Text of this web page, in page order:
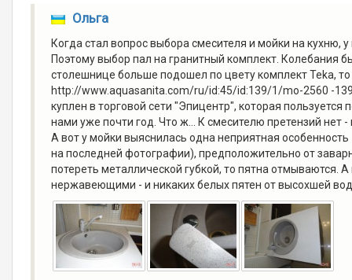
Ольга
Когда стал вопрос выбора смесителя и мойки на кухню,
Поэтому выбор пал на гранитный комплект. Колебания
столешнице больше подошел по цвету комплект Teka,
http://www.aquasanita.com/ru/id:45/id:139/1/mo-2560 -139
куплен в торговой сети "Эпицентр", которая
нами уже почти год. Что ж... К смесителю претензий
А вот у мойки выяснилась одна неприятная
на последней фотографии), предположительно от
потереть металлической губкой, то пятна отмываются.
нержавеющими - и никаких белых пятен от высохшей